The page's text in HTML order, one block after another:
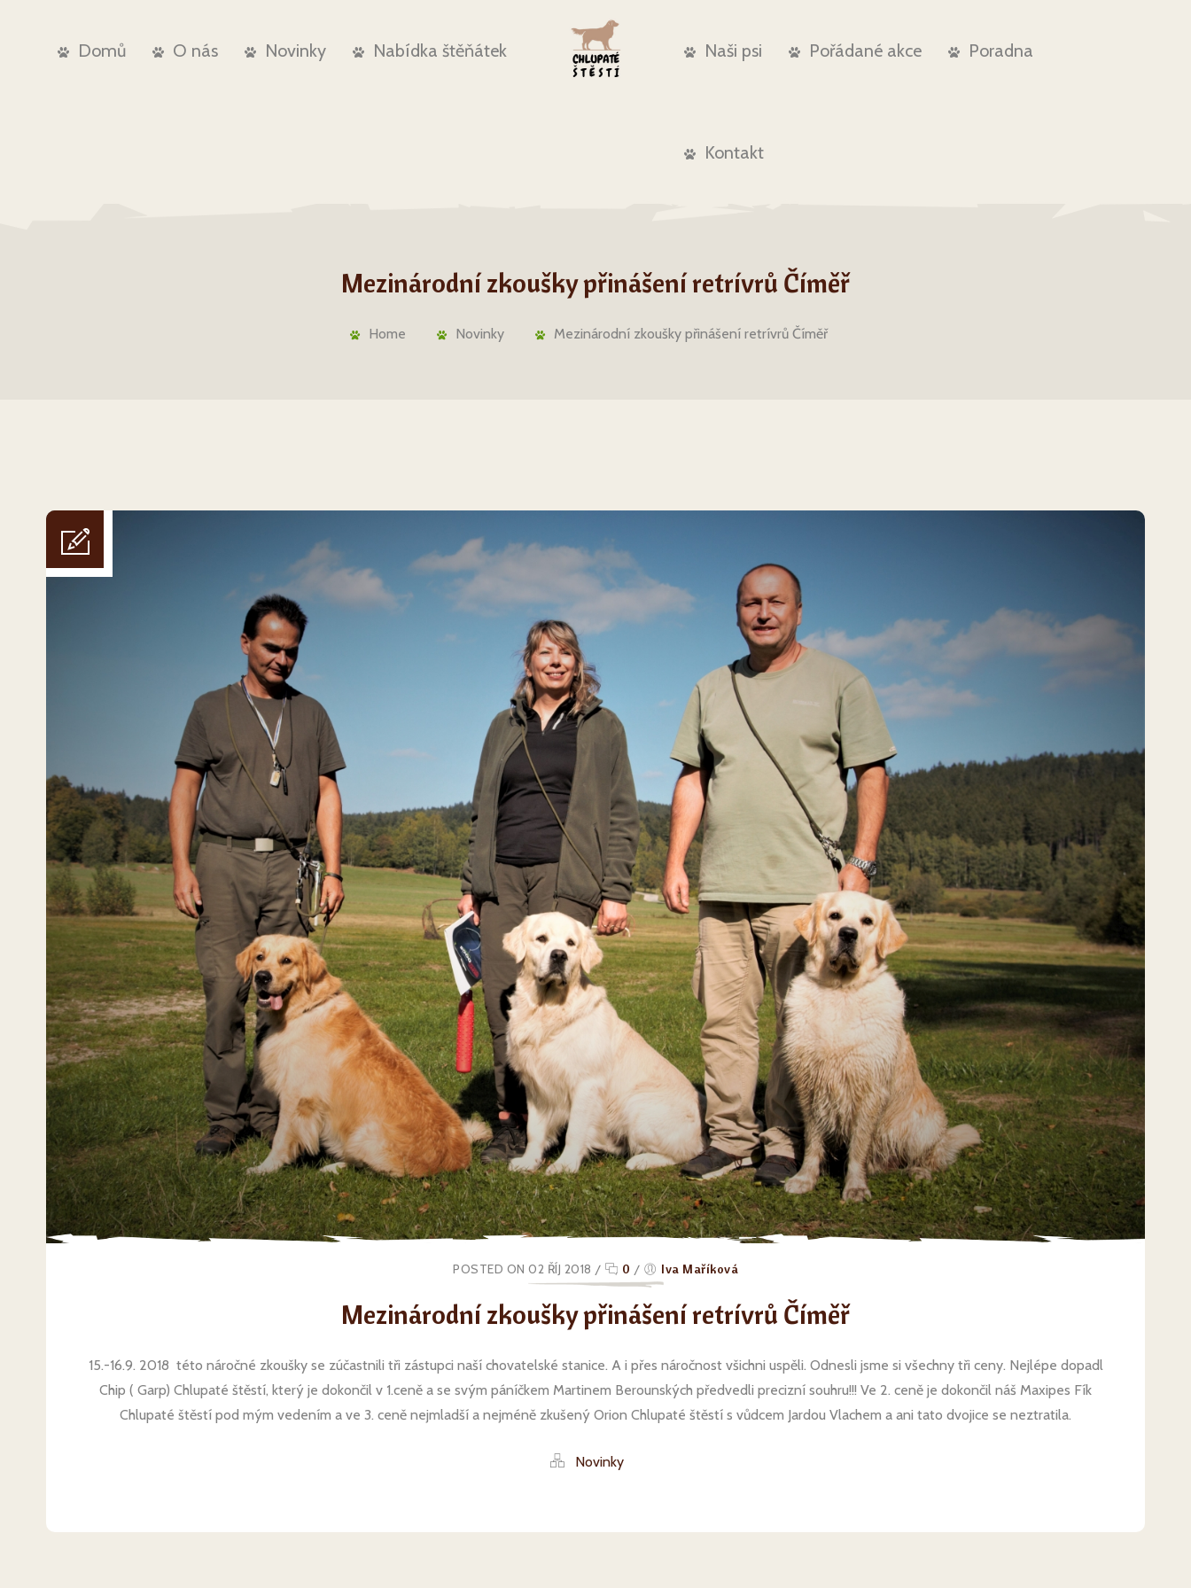
Domů O nás Novinky Nabídka štěňátek Naši psi Pořádané akce Poradna
Kontakt
Mezinárodní zkoušky přinášení retrívrů Číměř
Home Novinky Mezinárodní zkoušky přinášení retrívrů Číměř
POSTED ON 02 ŘÍJ 2018 / 0 / Iva Maříková
Mezinárodní zkoušky přinášení retrívrů Číměř
15.-16.9. 2018 této náročné zkoušky se zúčastnili tři zástupci naší chovatelské stanice. A i přes náročnost všichni uspěli. Odnesli jsme si všechny tři ceny. Nejlépe dopadl
Chip ( Garp) Chlupaté štěstí, který je dokončil v 1.ceně a se svým páníčkem Martinem Berounských předvedli precizní souhru!!! Ve 2. ceně je dokončil náš Maxipes Fík
Chlupaté štěstí pod mým vedením a ve 3. ceně nejmladší a nejméně zkušený Orion Chlupaté štěstí s vůdcem Jardou Vlachem a ani tato dvojice se neztratila.
Novinky